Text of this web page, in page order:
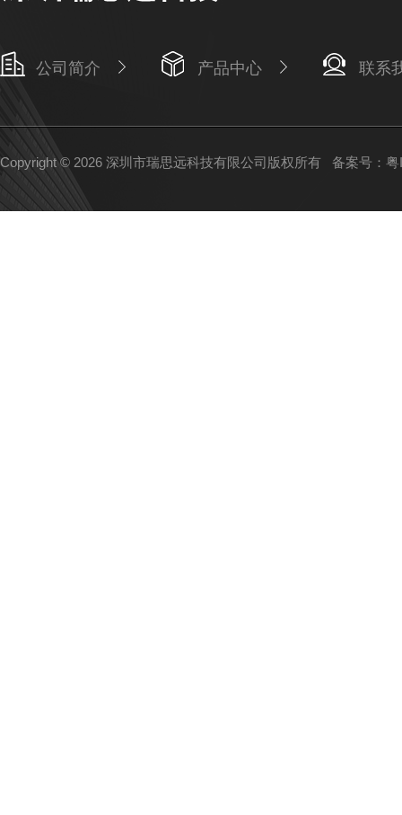
公司简介 产品中心 联系
Copyright © 2026 深圳市瑞思远科技有限公司版权所有 备案号：